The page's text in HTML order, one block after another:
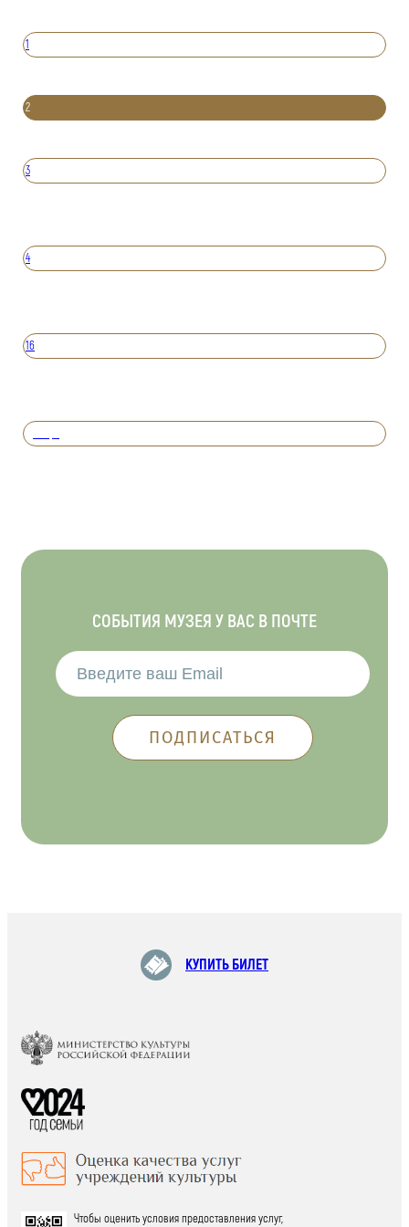
1
2
3
4
16
СОБЫТИЯ МУЗЕЯ У ВАС В ПОЧТЕ
КУПИТЬ БИЛЕТ
Чтобы оценить условия предоставления услуг,